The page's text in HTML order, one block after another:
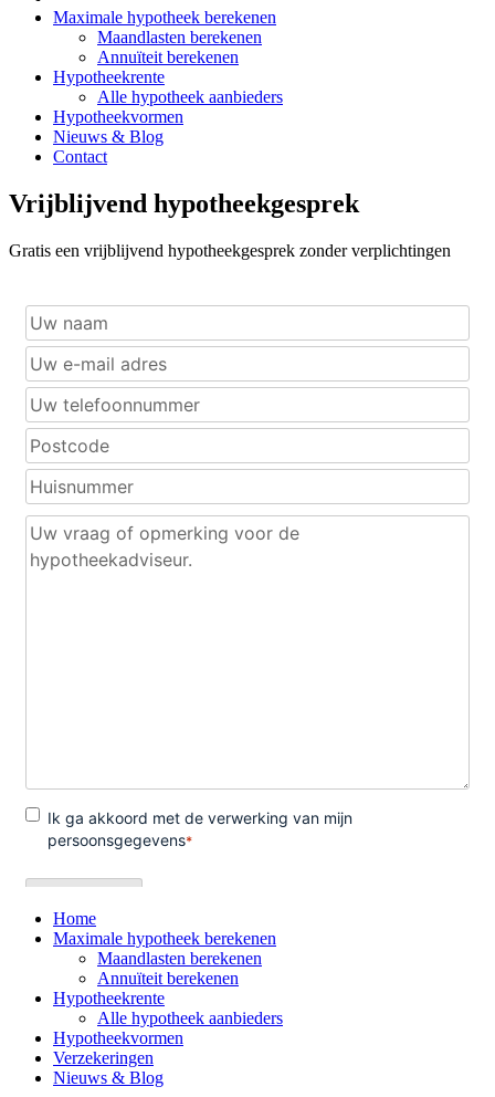
Maximale hypotheek berekenen
Maandlasten berekenen
Annuïteit berekenen
Hypotheekrente
Alle hypotheek aanbieders
Hypotheekvormen
Nieuws & Blog
Contact
Vrijblijvend hypotheekgesprek
Gratis een vrijblijvend hypotheekgesprek zonder verplichtingen
Home
Maximale hypotheek berekenen
Maandlasten berekenen
Annuïteit berekenen
Hypotheekrente
Alle hypotheek aanbieders
Hypotheekvormen
Verzekeringen
Nieuws & Blog